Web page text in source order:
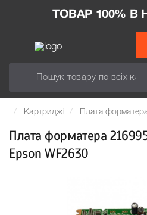
ТОВАР 100% В
Картриджі Плата
Плата форматера
Epson WF2630